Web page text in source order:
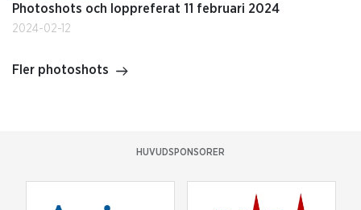
Photoshots och loppreferat 11 februari 2024
2024-02-12
Fler photoshots
HUVUDSPONSORER